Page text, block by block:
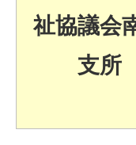
祉協議会
支所